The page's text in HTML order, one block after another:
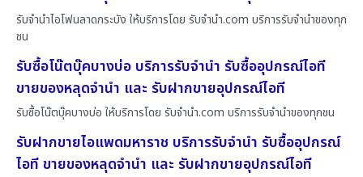
รับจำนำไอโฟนลาดกระบัง ให้บริการโดย รับจํานํา.com บริการรับจำนำของทุก
ชน
รับซื้อโน๊ตบุ๊คบางบ่อ บริการรับจำนำ รับซื้ออุปกรณ์ไอที
ขายของหลุดจำนำ และ รับฝากขายอุปกรณ์ไอที
รับซื้อโน๊ตบุ๊คบางบ่อ ให้บริการโดย รับจํานํา.com บริการรับจำนำของทุกชน
รับฝากขายไอแพดมหาราช บริการรับจำนำ รับซื้ออุปกรณ์
ไอที ขายของหลุดจำนำ และ รับฝากขายอุปกรณ์ไอที